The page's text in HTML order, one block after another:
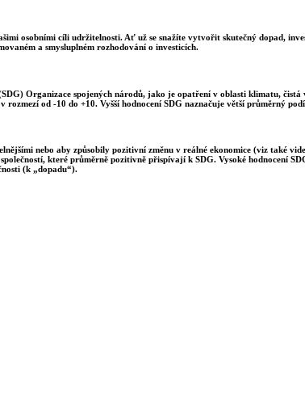
osobními cíli udržitelnosti. Ať už se snažíte vytvořit skutečný dopad,
a smysluplném rozhodování o investicích.
Organizace spojených národů, jako je opatření v oblasti klimatu,
od -10 do +10. Vyšší hodnocení SDG naznačuje větší průměrný
nebo aby způsobily pozitivní změnu v reálné ekonomice (viz také
které průměrně pozitivně přispívají k SDG. Vysoké hodnocení
(k „dopadu“).